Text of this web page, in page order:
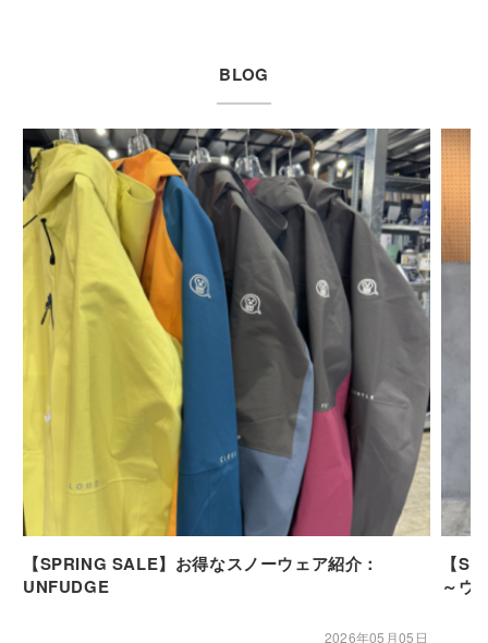
BLOG
【SPRING SALE】お得なスノーウェア紹介：
UNFUDGE
2026年05月05日
【
～ウ